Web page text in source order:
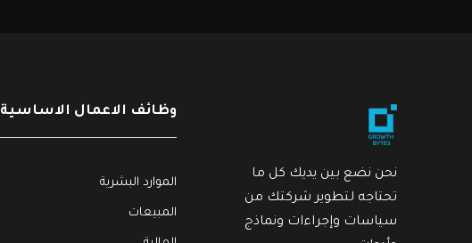
نحن نضع بين يديك كل ما
تحتاجه لتطوير شركتك من
سياسات وإجراءات ونماذج
وظائف الاعمال الاساسية
الموارد البشرية
المبيعات